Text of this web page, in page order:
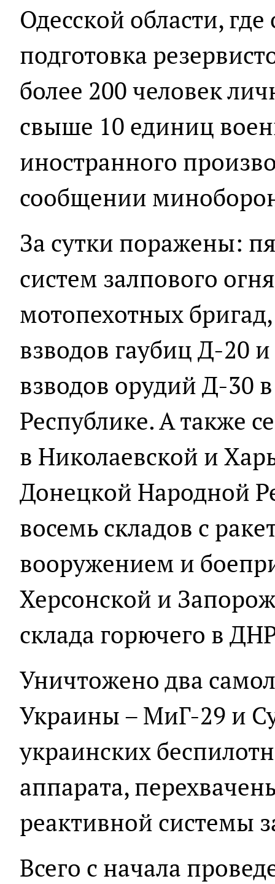
Одесской области,
подготовка
более 200 человек
свыше 10 единиц
иностранного
сообщении
За сутки поражены:
систем залпового
мотопехотных
взводов гаубиц Д-20
взводов орудий Д-30
Республике. А также
в Николаевской и
Донецкой Народной
восемь складов с
вооружением и
Херсонской и
склада горючего в
Уничтожено два
Украины – МиГ-29 и
украинских
аппарата,
реактивной системы
Всего с начала